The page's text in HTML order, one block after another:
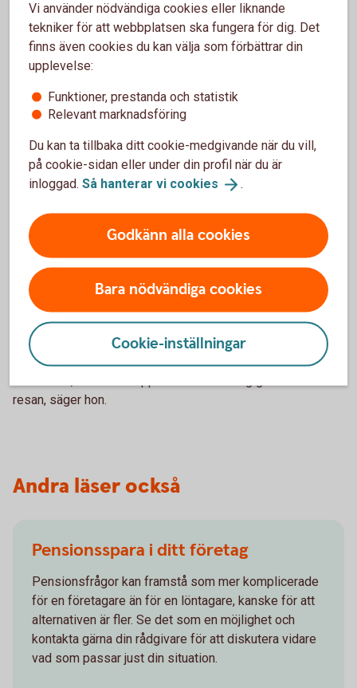
Ett bollplank på resan
På Swedbank har man en stor förståelse för dagens
och vilka behov som finns inom verksamheten, från första
affären – tills de blommat ut som framgångsrika och
lönsamma företag.
– Vi har möjligheten och privilegiet att följa våra bolag i
varje steg av utvecklingsresan mot en större verksamhet.
gäller strategier, finansiering och olika bankprodukter, allt
eftersom affären blir allt mer komplex. För oss är det
väldigt viktigt att bolagen vi jobbar med har en
underliggande hållbar affärsmodell och en intern kultur som
vi tror på och tycker är sund. Vår erfarenhet som affärsbank
gör att vi kan vara en bra partner och ett bollplank i alla olika
stadier i ett bolags utveckling. Min förhoppning är att våra
kunder ska känna en trygghet i vad de kan förvänta sig av
resan, säger hon.
Andra läser också
Pensionsspara i ditt företag
Pensionsfrågor kan framstå som mer komplicerade
för en företagare än för en löntagare, kanske för att
alternativen är fler. Se det som en möjlighet och
kontakta gärna din rådgivare för att diskutera vidare
vad som passar just din situation.
Vi använder nödvändiga cookies eller liknande
tekniker för att webbplatsen ska fungera för dig. Det
finns även cookies du kan välja som förbättrar din
upplevelse:
Funktioner, prestanda och statistik
Relevant marknadsföring
Du kan ta tillbaka ditt cookie-medgivande när du vill,
på cookie-sidan eller under din profil när du är
inloggad. Så hanterar vi cookies .
Godkänn alla cookies
Bara nödvändiga cookies
Cookie-inställningar